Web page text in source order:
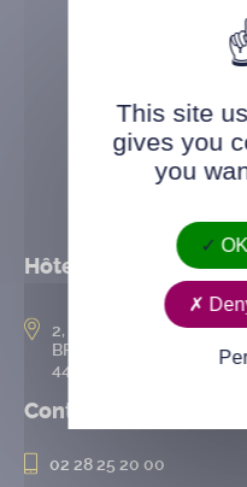
Hôtel de ville
2, rue de l’Hôtel-de-Ville
BP 50167
44802 Saint-Herblain
Contact
02 28 25 20 00
This site
gives you
you